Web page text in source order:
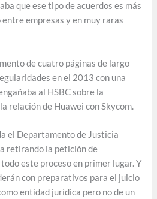
que ese tipo de acuerdos es más
entre empresas y en muy raras
de cuatro páginas de largo
en el 2013 con una
al HSBC sobre la
relación de Huawei con Skycom.
el Departamento de Justicia
retirando la petición de
este proceso en primer lugar. Y
con preparativos para el juicio
entidad jurídica pero no de un